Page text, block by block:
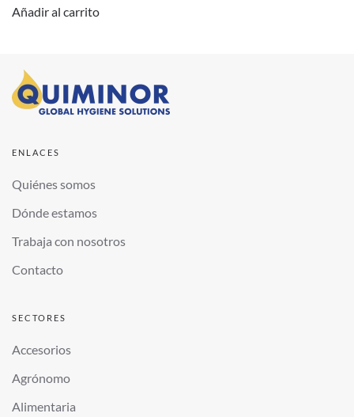
Añadir al carrito
ENLACES
Quiénes somos
Dónde estamos
Trabaja con nosotros
Contacto
SECTORES
Accesorios
Agrónomo
Alimentaria